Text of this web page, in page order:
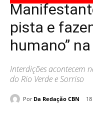
pista e
humano”
Interdições acontecem
do Rio Verde e Sorriso
Por Da Redação CBN